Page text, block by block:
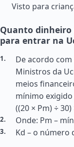
Visto para
Quanto dinheiro
para entrar na
De acordo com
Ministros da
meios
mínimo
((20 × Pm) ÷ 30)
Onde: Pm –
Kd – o número